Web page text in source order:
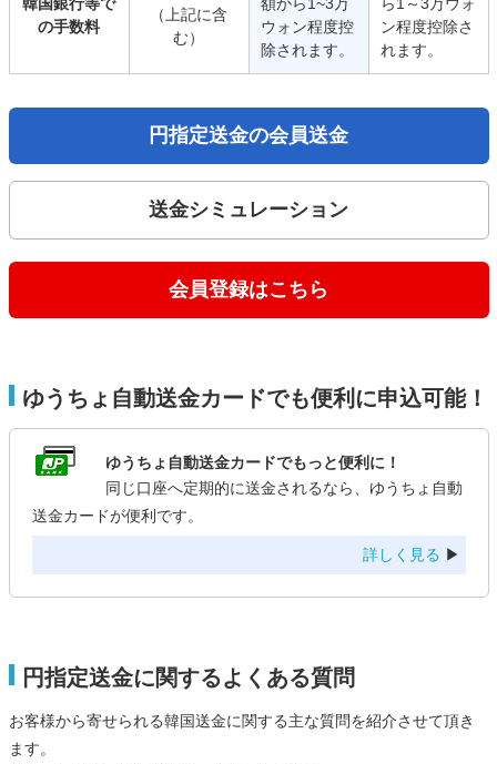
の手数料
（上記に含
む）
ウォン程度控
除されます。
ン程度控除さ
れます。
円指定送金の会員送金
送金シミュレーション
会員登録はこちら
ゆうちょ自動送金カードでも便利に申込可能！
ゆうちょ自動送金カードでもっと便利に！
同じ口座へ定期的に送金されるなら、ゆうちょ自動
送金カードが便利です。
詳しく見る ▶
円指定送金に関するよくある質問
お客様から寄せられる韓国送金に関する主な質問を紹介させて頂き
ます。